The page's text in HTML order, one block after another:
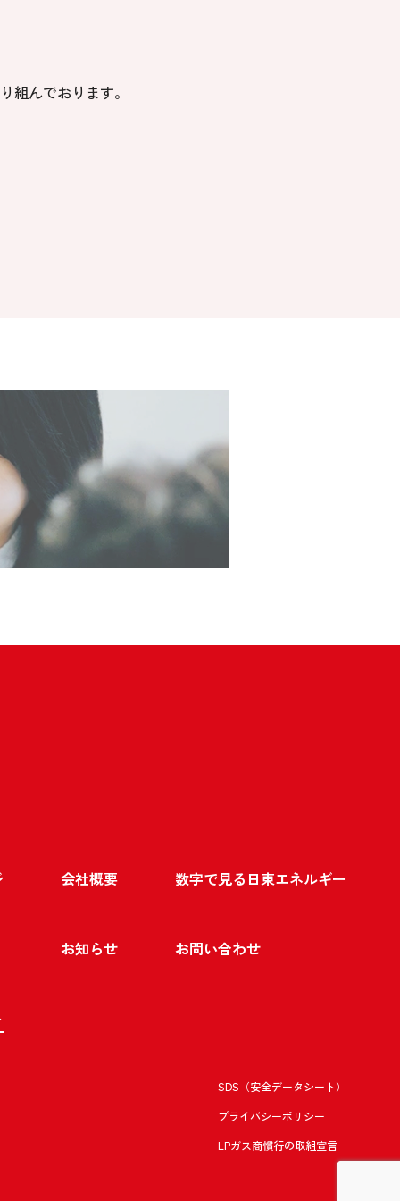
組んでおります。
会社概要 数字で見る日東エネルギー
お知らせ お問い合わせ
SDS（安全データシート）
プライバシーポリシー
LPガス商慣行の取組宣言